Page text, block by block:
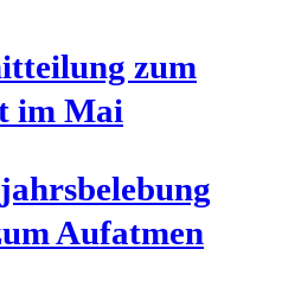
zum
im Mai
Aufatmen